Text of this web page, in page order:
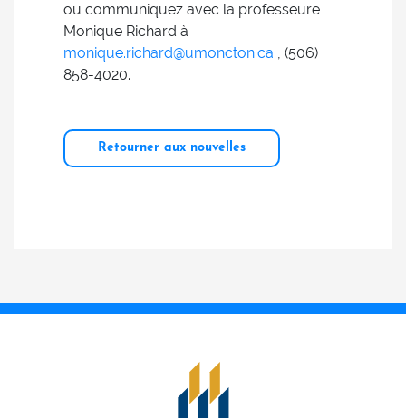
ou communiquez avec la professeure
Monique Richard à
monique.richard@umoncton.ca , (506)
858-4020.
Retourner aux nouvelles